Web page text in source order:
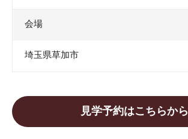
会場
埼玉県草加市
見学予約はこちらから